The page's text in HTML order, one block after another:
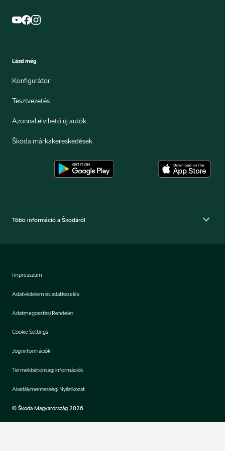
Lásd még
Konfigurátor
Tesztvezetés
Azonnal elvihető új autók
Škoda márkakereskedések
Több információ a Škodáról
© Škoda Magyarország 2026
Impresszum
Adatvédelem és adatkezelés
Adatmegosztási Rendelet
Cookie Settings
Jogi információk
Termékbiztonsági információk
Akadálymentességi Nyilatkozat